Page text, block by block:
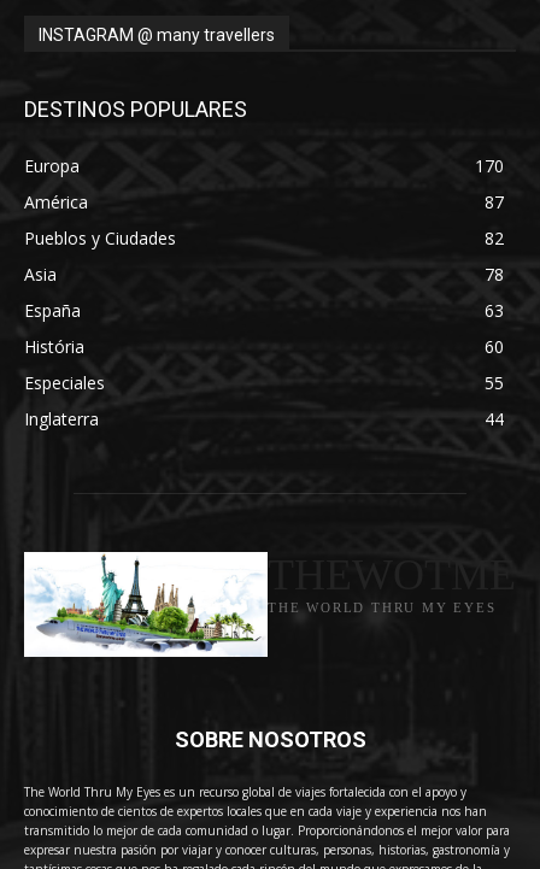
INSTAGRAM @ many travellers
DESTINOS POPULARES
Europa
170
América
87
Pueblos y Ciudades
82
Asia
78
España
63
História
60
Especiales
55
Inglaterra
44
THE WORLD THRU MY EYES
SOBRE NOSOTROS
The World Thru My Eyes es un recurso global de viajes fortalecida con el apoyo y
conocimiento de cientos de expertos locales que en cada viaje y experiencia nos han
transmitido lo mejor de cada comunidad o lugar. Proporcionándonos el mejor valor para
expresar nuestra pasión por viajar y conocer culturas, personas, historias, gastronomía y